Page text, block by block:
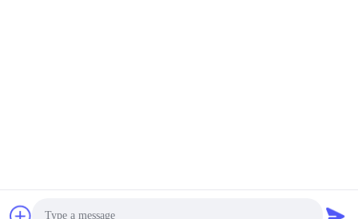
Kebijakan Privasi